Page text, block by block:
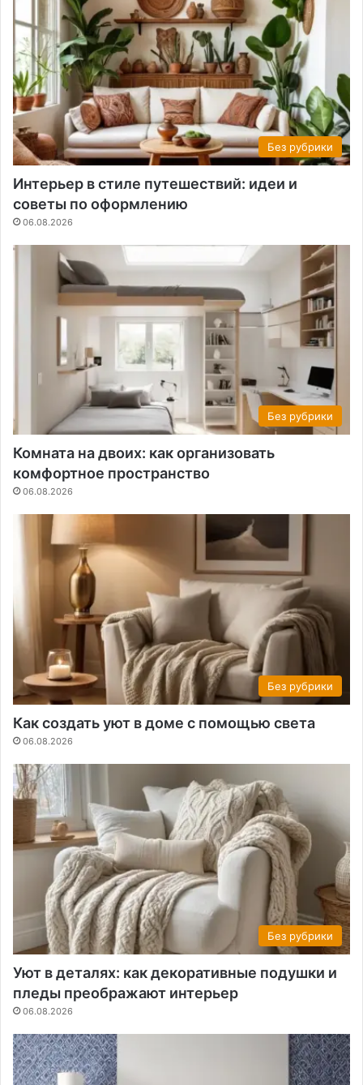
Без рубрики
Интерьер в стиле путешествий: идеи и
советы по оформлению
06.08.2026
Без рубрики
Комната на двоих: как организовать
комфортное пространство
06.08.2026
Без рубрики
Как создать уют в доме с помощью света
06.08.2026
Без рубрики
Уют в деталях: как декоративные подушки и
пледы преображают интерьер
06.08.2026